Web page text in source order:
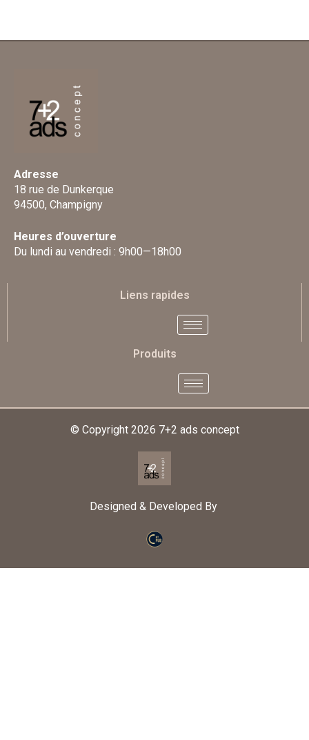
Adresse
18 rue de Dunkerque
94500, Champigny
Heures d’ouverture
Du lundi au vendredi : 9h00—18h00
Liens rapides
Produits
© Copyright 2026 7+2 ads concept
Designed & Developed By